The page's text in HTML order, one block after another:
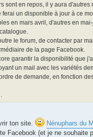
sont en repos, il y aura d'autres
ferai un disponible à jour à ce
en mars avril, d'autres en
le forum, de contacter par
de la page Facebook.
garantir la disponibilité que
un mail avec les variétés
de demande, en fonction
ton site.
Nénuphars du
Facebook (et je ne souhaite